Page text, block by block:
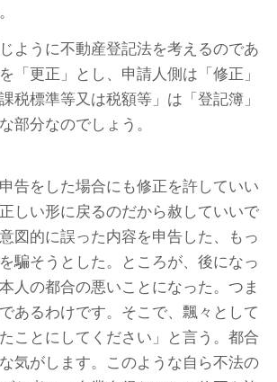
ように不動産登記法を考えるのであ
「更正」とし、申請人側は「修正」
税標準等又は税額等」は「登記簿」
部分なのでしょう。
告をした場合にも修正を許していい
しい形に戻るのだから赦していいで
図的に誤った内容を申告した、もっ
騙そうとした。ところが、後になっ
人の都合の悪いことになった。つま
あるわけです。そこで、飄々として
ことにしてください」と言う。都合
気がします。このような自ら不法の